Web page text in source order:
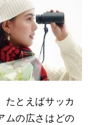
とえばサッカ
ムの広さはどの